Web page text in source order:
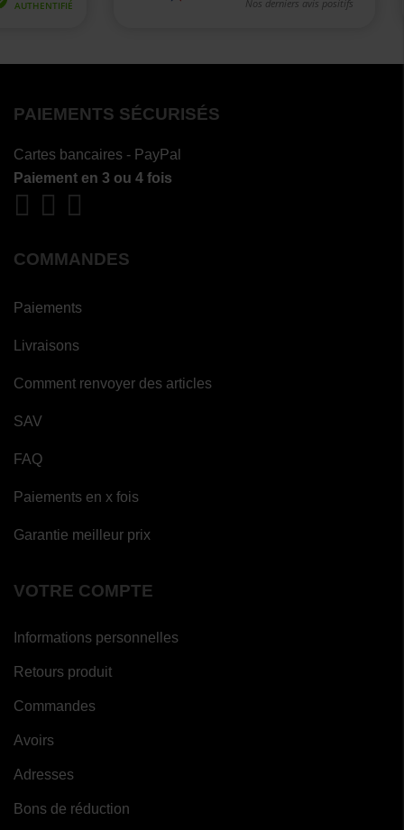
PAIEMENTS SÉCURISÉS
Cartes bancaires - PayPal
Paiement en 3 ou 4 fois
COMMANDES
Paiements
Livraisons
Comment renvoyer des articles
SAV
FAQ
Paiements en x fois
Garantie meilleur prix
VOTRE COMPTE
Informations personnelles
Retours produit
Commandes
Avoirs
Adresses
Bons de réduction